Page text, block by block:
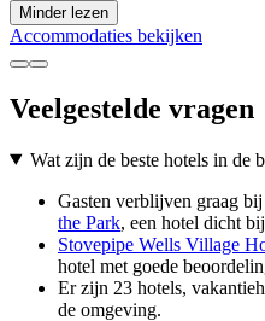
Minder lezen
Accommodaties bekijken
Veelgestelde vragen
Wat zijn de beste hotels in de
Gasten verblijven graag bij
the Park, een hotel dicht
Stovepipe Wells Village
hotel met goede
Er zijn 23 hotels,
de omgeving.